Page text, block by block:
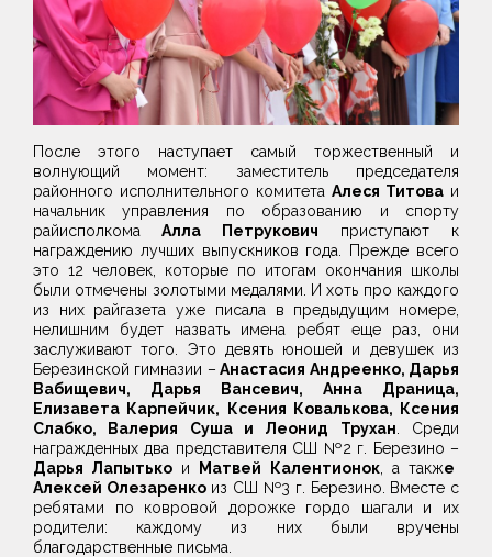
После этого наступает самый торжественный и
волнующий момент: заместитель председателя
районного исполнительного комитета Алеся Титоваи
начальник управления по образованию и спорту
райисполкома Алла Петрукович приступают к
награждению лучших выпускников года. Прежде всего
это 12 человек, которые по итогам окончания школы
были отмечены золотыми медалями. И хоть про каждого
из них райгазета уже писала в предыдущим номере,
нелишним будет назвать имена ребят еще раз, они
заслуживают того. Это девять юношей и девушек из
Березинской гимназии – Анастасия Андреенко, Дарья
Вабищевич, Дарья Вансевич, Анна Драница,
Елизавета Карпейчик, Ксения Ковалькова, Ксения
Слабко, Валерия Суша и Леонид Трухан . Среди
награжденных два представителя СШ №2 г. Березино –
Дарья Лапытько и Матвей Калентионок, а также
Алексей Олезаренкоиз СШ №3 г. Березино. Вместе с
ребятами по ковровой дорожке гордо шагали и их
родители: каждому из них были вручены
благодарственные письма.